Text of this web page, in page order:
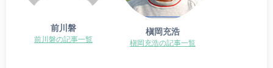
前川磐
前川磐の記事一覧
槇岡充浩
槇岡充浩の記事一覧